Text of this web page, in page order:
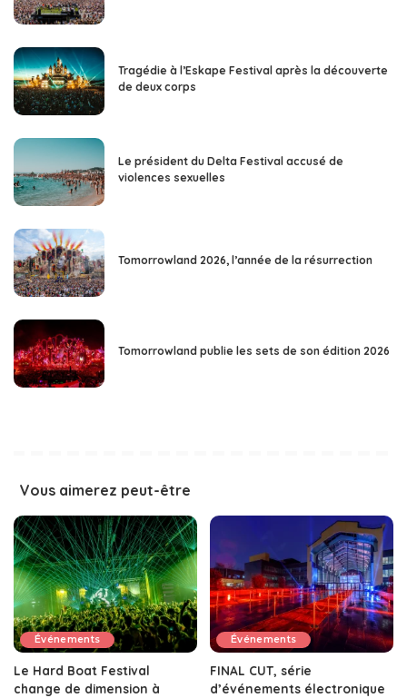
Tragédie à l’Eskape Festival après la découverte
de deux corps
Le président du Delta Festival accusé de
violences sexuelles
Tomorrowland 2026, l’année de la résurrection
Tomorrowland publie les sets de son édition 2026
Vous aimerez peut-être
Événements
Le Hard Boat Festival
change de dimension à
Événements
FINAL CUT, série
d’événements électronique